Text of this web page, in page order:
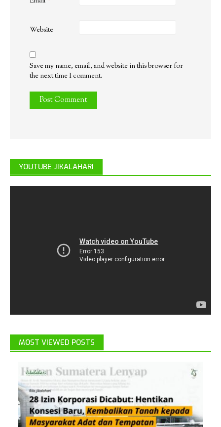
Website
Save my name, email, and website in this browser for
the next time I comment.
YOUTUBE JIKALAHARI
MOST VIEWED POSTS